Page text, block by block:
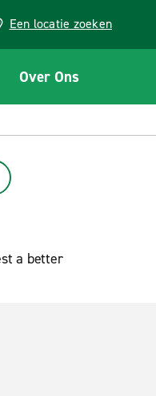
Een locatie zoeken
Over Ons
a better